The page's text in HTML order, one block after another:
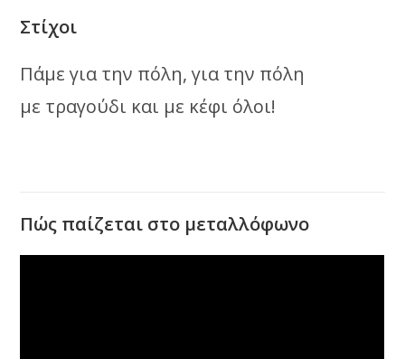
Στίχοι
Πάμε για την πόλη, για την πόλη
με τραγούδι και με κέφι όλοι!
Πώς παίζεται στο μεταλλόφωνο